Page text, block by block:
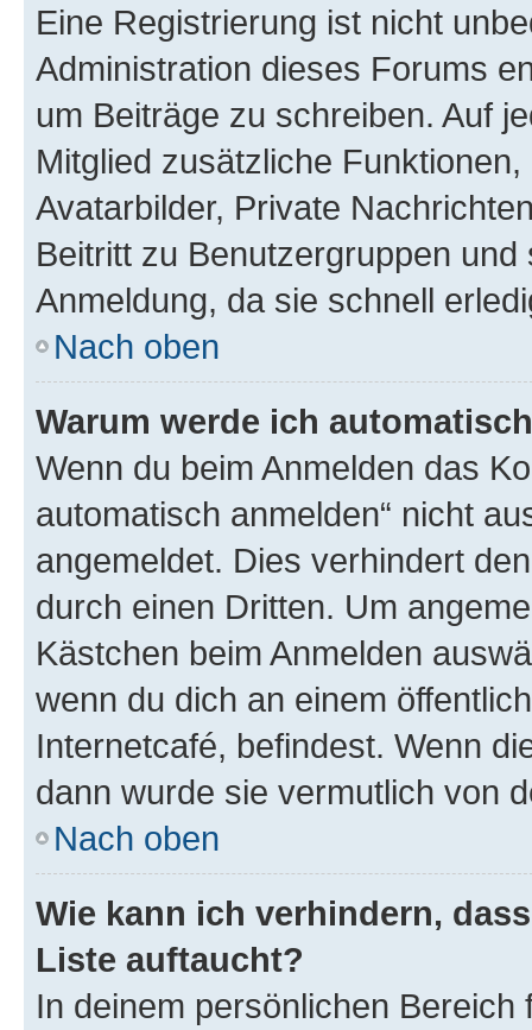
Eine Registrierung ist nicht
Administration dieses Forums
um Beiträge zu schreiben. Auf
Mitglied zusätzliche
Avatarbilder, Private
Beitritt zu Benutzergruppen
Anmeldung, da sie schnell
Nach oben
Warum werde ich
Wenn du beim Anmelden das
automatisch anmelden“ nicht
angemeldet. Dies verhindert
durch einen Dritten. Um
Kästchen beim Anmelden
wenn du dich an einem
Internetcafé, befindest. Wenn
dann wurde sie vermutlich von
Nach oben
Wie kann ich verhindern,
Liste auftaucht?
In deinem persönlichen